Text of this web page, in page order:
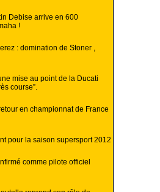
Debise arrive en 600
!
: domination de Stoner ,
mise au point de la Ducati
course”.
en championnat de France
pour la saison supersport 2012
comme pilote officiel